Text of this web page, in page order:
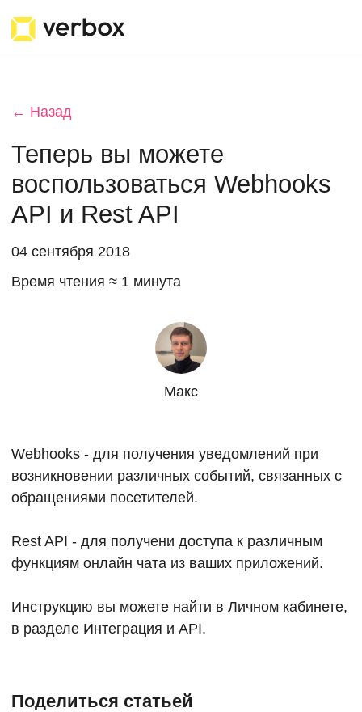
← Назад
Теперь вы можете
воспользоваться Webhooks
API и Rest API
04 сентября 2018
Время чтения ≈ 1 минута
Макс
Webhooks - для получения уведомлений при
возникновении различных событий, связанных с
обращениями посетителей.
Rest API - для получени доступа к различным
функциям онлайн чата из ваших приложений.
Инструкцию вы можете найти в Личном кабинете,
в разделе Интеграция и API.
Поделиться статьей